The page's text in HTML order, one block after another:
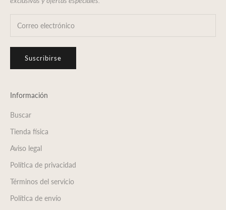
Suscribirse
Información
Buscar
Tienda física
Aviso legal
Política de privacidad
Términos del servicio
Política de envío